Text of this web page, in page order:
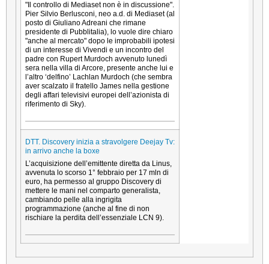
"Il controllo di Mediaset non è in discussione".
Pier Silvio Berlusconi, neo a.d. di Mediaset (al
posto di Giuliano Adreani che rimane
presidente di Pubblitalia), lo vuole dire chiaro
"anche al mercato" dopo le improbabili ipotesi
di un interesse di Vivendi e un incontro del
padre con Rupert Murdoch avvenuto lunedì
sera nella villa di Arcore, presente anche lui e
l’altro ‘delfino’ Lachlan Murdoch (che sembra
aver scalzato il fratello James nella gestione
degli affari televisivi europei dell’azionista di
riferimento di Sky).
DTT. Discovery inizia a stravolgere Deejay Tv:
in arrivo anche la boxe
L’acquisizione dell’emittente diretta da Linus,
avvenuta lo scorso 1° febbraio per 17 mln di
euro, ha permesso al gruppo Discovery di
mettere le mani nel comparto generalista,
cambiando pelle alla ingrigita
programmazione (anche al fine di non
rischiare la perdita dell’essenziale LCN 9).